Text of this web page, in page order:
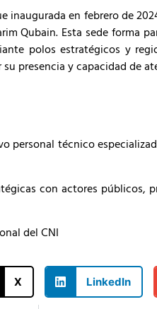
inaugurada en febrero de
Qubain. Esta sede forma
polos estratégicos y
presencia y capacidad de
personal técnico
con actores públicos,
del CNI
X LinkedIn